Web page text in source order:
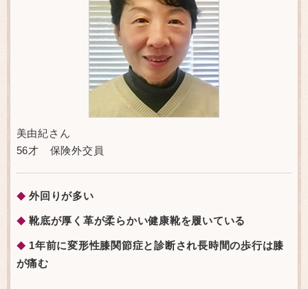
美由紀さん
56才 保険外交員
◆ 外回りが多い
◆ 靴底が厚く革が柔らかい健康靴を履いている
◆ 1年前に変形性膝関節症と診断され長時間の歩行は膝
が痛む